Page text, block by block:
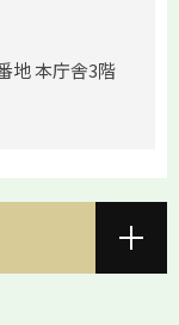
地 本庁舎3階